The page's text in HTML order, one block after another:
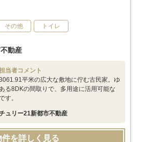
その他 トイレ
動産
当者コメント
平米の広大な敷地に佇む古民家。ゆ
る8DKの間取りで、多用途に活用可能な
す。
ュリー21新都市不動産
件を詳しく見る